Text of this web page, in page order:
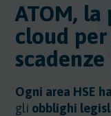
ATOM,
cloud
scadenze
Ogni area HSE
gli obblighi